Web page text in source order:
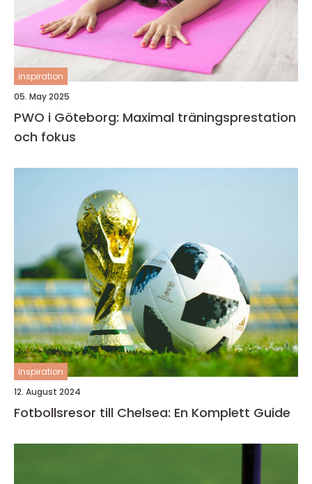
inspiration
05. May 2025
PWO i Göteborg: Maximal träningsprestation
och fokus
inspiration
12. August 2024
Fotbollsresor till Chelsea: En Komplett Guide